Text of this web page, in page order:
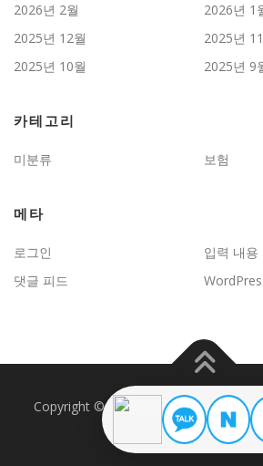
2026년 2월
2026년 1
2025년 12월
2025년
2025년 10월
2025년 9
카테고리
미분류 보험
메타
로그인
입력 내용
댓글 피드
Copyright © 2026 JD보험문제연구 –
FameThemes